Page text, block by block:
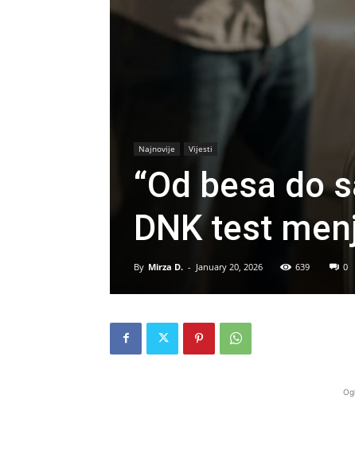
Najnovije Vijesti
“Od besa do
DNK test
By Mirza D. - January 20, 2026 639 0